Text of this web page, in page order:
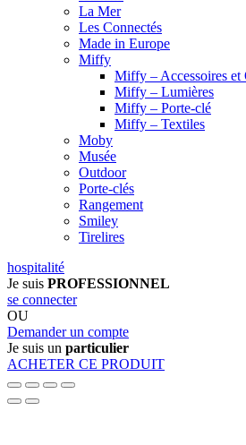
La Mer
Les Connectés
Made in Europe
Miffy
Miffy – Accessoires et
Miffy – Lumières
Miffy – Porte-clé
Miffy – Textiles
Moby
Musée
Outdoor
Porte-clés
Rangement
Smiley
Tirelires
hospitalité
Je suis PROFESSIONNEL
se connecter
OU
Demander un compte
Je suis un particulier
ACHETER CE PRODUIT